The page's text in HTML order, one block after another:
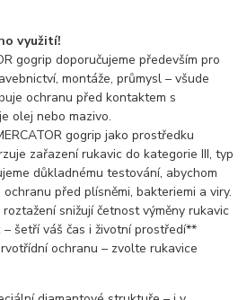
využití!
gogrip doporučujeme především pro
montáže, průmysl – všude
ochranu před kontaktem s
olej nebo mazivo.
gogrip jako prostředku
zařazení rukavic do kategorie III, typ
důkladnému testování, abychom
před plísněmi, bakteriemi a viry.
snižují četnost výměny rukavic
šetří váš čas i životní prostředí**
ochranu – zvolte rukavice